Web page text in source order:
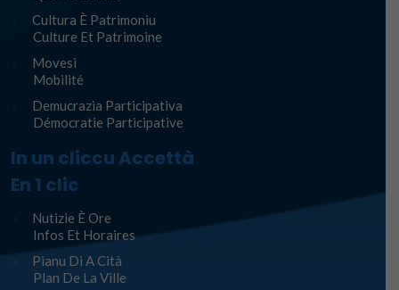
Cultura È Patrimoniu
Culture Et Patrimoine
Movesi
Mobilité
Demucrazia Participativa
Démocratie Participative
In un cliccu Accettà
En 1 clic
Nutizie È Ore
Infos Et Horaires
Pianu Di A Cità
Plan De La Ville